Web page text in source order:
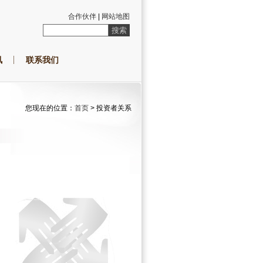
合作伙伴 网站地图
联系我们
您现在的位置： 首页 > 投资者关系